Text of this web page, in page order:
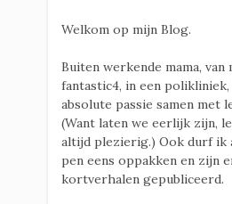
Welkom op mijn Blog.
Buiten werkende mama, van
fantastic4, in een
absolute passie samen met
(Want laten we eerlijk zijn,
altijd plezierig.) Ook durf ik
pen eens oppakken en zijn
kortverhalen gepubliceerd.